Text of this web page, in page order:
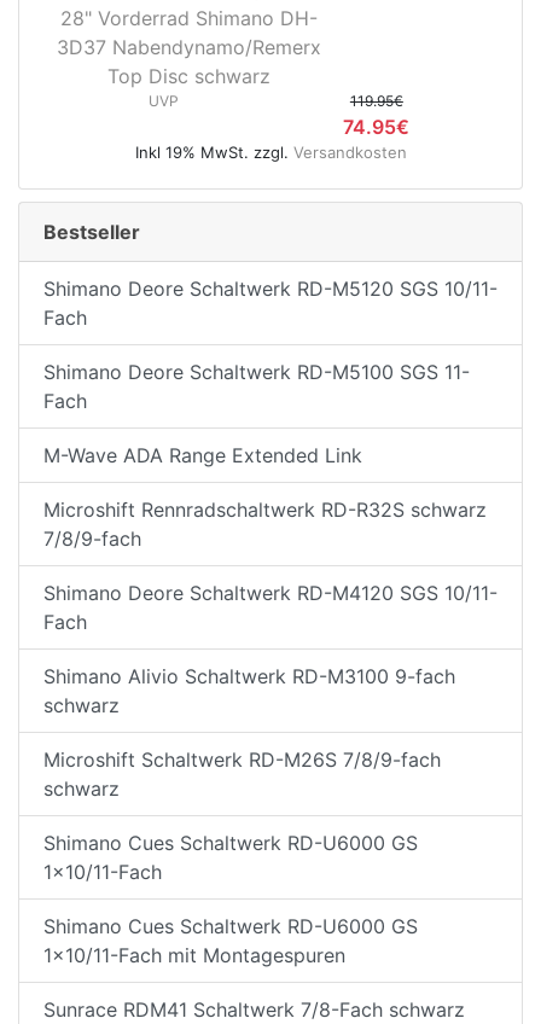
28" Vorderrad Shimano DH-
3D37 Nabendynamo/Remerx
Top Disc schwarz
UVP 119.95€
74.95€
Inkl 19% MwSt. zzgl. Versandkosten
Bestseller
Shimano Deore Schaltwerk RD-M5120 SGS 10/11-
Fach
Shimano Deore Schaltwerk RD-M5100 SGS 11-
Fach
M-Wave ADA Range Extended Link
Microshift Rennradschaltwerk RD-R32S schwarz
7/8/9-fach
Shimano Deore Schaltwerk RD-M4120 SGS 10/11-
Fach
Shimano Alivio Schaltwerk RD-M3100 9-fach
schwarz
Microshift Schaltwerk RD-M26S 7/8/9-fach
schwarz
Shimano Cues Schaltwerk RD-U6000 GS
1x10/11-Fach
Shimano Cues Schaltwerk RD-U6000 GS
1x10/11-Fach mit Montagespuren
Sunrace RDM41 Schaltwerk 7/8-Fach schwarz